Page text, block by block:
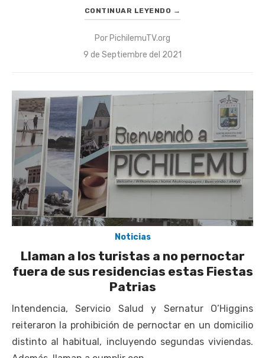
CONTINUAR LEYENDO →
Por PichilemuTV.org
Publicado
9 de Septiembre del 2021
Noticias
Llaman a los turistas a no pernoctar
fuera de sus residencias estas Fiestas
Patrias
Intendencia, Servicio Salud y Sernatur O’Higgins
reiteraron la prohibición de pernoctar en un domicilio
distinto al habitual, incluyendo segundas viviendas.